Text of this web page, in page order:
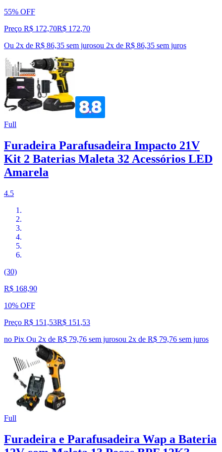
55% OFF
Preço R$ 172,70R$ 172,70
Ou 2x de R$ 86,35 sem jurosou 2x de R$ 86,35 sem juros
Full
Furadeira Parafusadeira Impacto 21V
Kit 2 Baterias Maleta 32 Acessórios LED
Amarela
4.5
(30)
R$ 168,90
10% OFF
Preço R$ 151,53R$ 151 ,53
no Pix Ou 2x de R$ 79,76 sem jurosou 2x de R$ 79,76 sem juros
Full
Furadeira e Parafusadeira Wap a Bateria